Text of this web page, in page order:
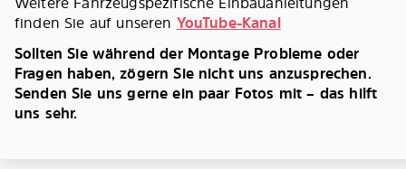
finden Sie auf unseren YouTube-Kanal
Sollten Sie während der Montage Probleme oder
Fragen haben, zögern Sie nicht uns anzusprechen.
Senden Sie uns gerne ein paar Fotos mit – das hilft
uns sehr.